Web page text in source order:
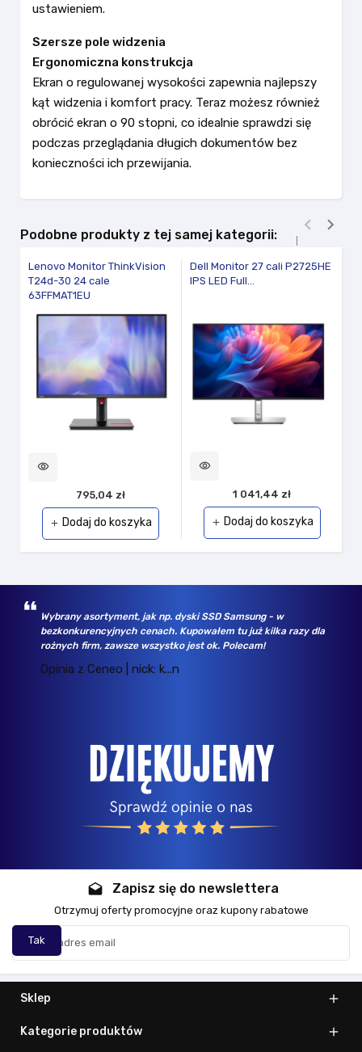
ustawieniem.
Szersze pole widzenia
Ergonomiczna konstrukcja
Ekran o regulowanej wysokości zapewnia najlepszy
kąt widzenia i komfort pracy. Teraz możesz również
obrócić ekran o 90 stopni, co idealnie sprawdzi się
podczas przeglądania długich dokumentów bez
konieczności ich przewijania.
Podobne produkty z tej samej kategorii:
Lenovo Monitor ThinkVision
T24d-30 24 cale
63FFMAT1EU
visibility
795,04 zł
add Dodaj do koszyka
Dell Monitor 27 cali P2725HE
IPS LED Full...
visibility
1 041,44 zł
add Dodaj do koszyka
 
Wybrany asortyment, jak np. dyski SSD Samsung - w
bezkonkurencyjnych cenach. Kupowałem tu już kilka razy dla
rożnych firm, zawsze wszystko jest ok. Polecam!
Opinia z Ceneo | nick: k...n
drafts Zapisz się do newslettera
Otrzymuj oferty promocyjne oraz kupony rabatowe
Sklep 
Kategorie produktów 